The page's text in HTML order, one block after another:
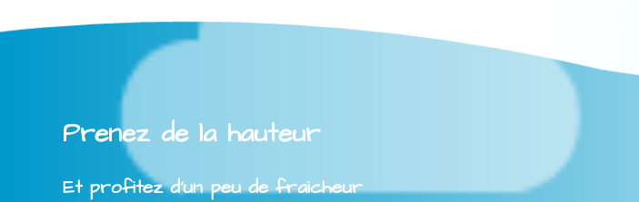
Prenez de la hauteur
Et profitez d'un peu de fraicheur